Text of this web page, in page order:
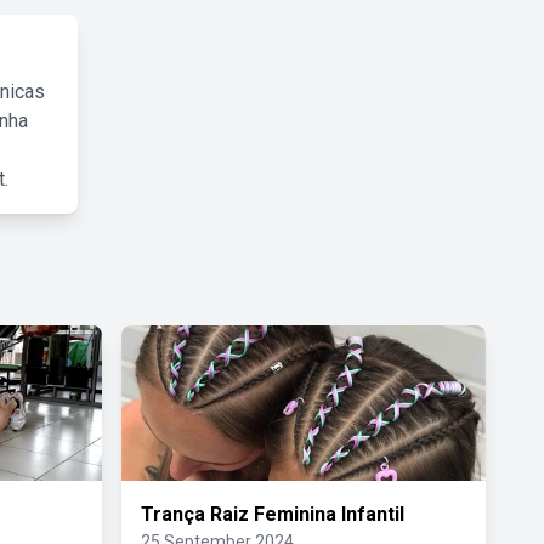
Trança Raiz Feminina Infantil